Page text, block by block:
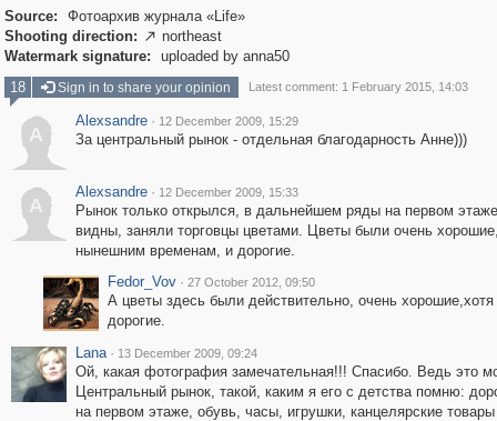
Source:
Фотоархив журнала «Life»
Shooting direction:  northeast
Watermark signature:
uploaded by anna50
18
Sign in to share your opinion Latest comment: 1 February 2015, 14:03
A
Alexsandre · 12 December 2009, 15:29
За центральный рынок - отдельная благодарность Анне)))
A
Alexsandre · 12 December 2009, 15:33
Рынок только открылся, в дальнейшем ряды на первом
видны, заняли торговцы цветами. Цветы были очень
нынешним временам, и дорогие.
Fedor_Vov · 27 October 2012, 09:50
А цветы здесь были действительно, очень хорошие,хотя
дорогие.
Lana · 13 December 2009, 09:24
Ой, какая фотография замечательная!!! Спасибо. Ведь это
Центральный рынок, такой, каким я его с детства помню:
на первом этаже, обувь, часы, игрушки, канцелярские